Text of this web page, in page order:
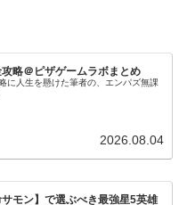
略＠ピザゲームラボまとめ
に人生を懸けた筆者の、エンパズ無課
2026.08.04
モン】で選ぶべき最強星5英雄